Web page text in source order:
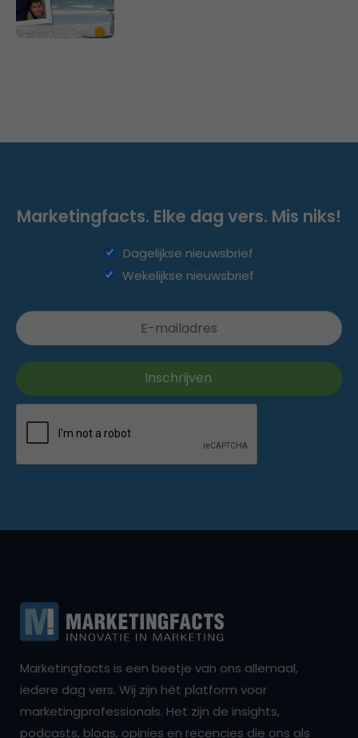
Marketingfacts. Elke dag vers. Mis niks!
Dagelijkse nieuwsbrief
Wekelijkse nieuwsbrief
Marketingfacts is een beetje van ons allemaal,
iedere dag vers. Wij zijn hét platform voor
marketingprofessionals. Het zijn de insights,
podcasts, blogs, opinies en recencies die ons als